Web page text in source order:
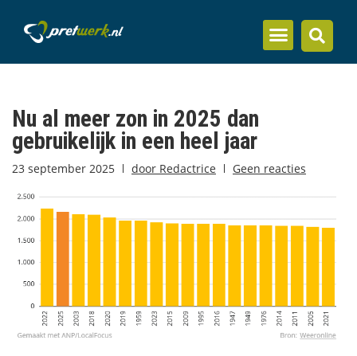
Nu al meer zon in 2025 dan
gebruikelijk in een heel jaar
23 september 2025 door Redactrice Geen reacties